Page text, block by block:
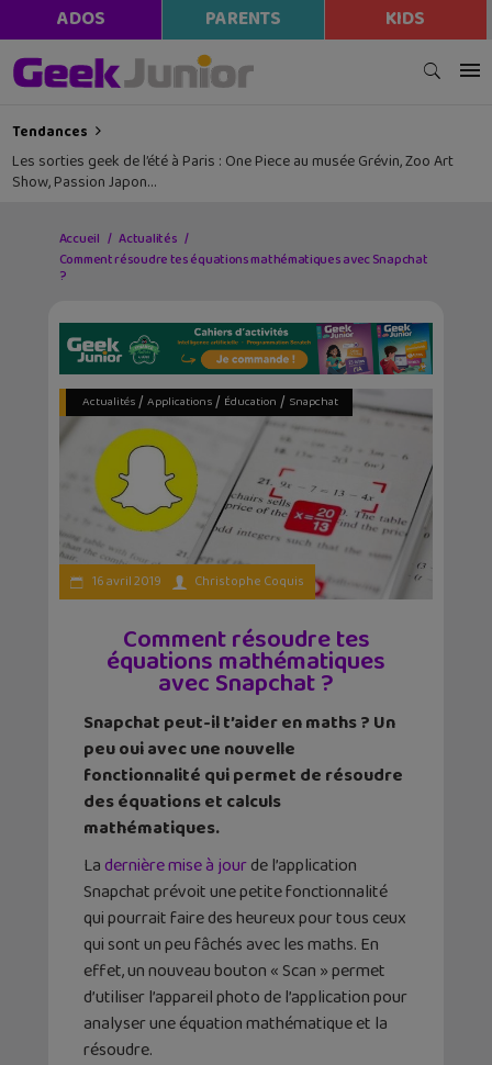
ADOS PARENTS KIDS
Tendances
Les sorties geek de l’été à Paris : One Piece au musée Grévin, Zoo Art
Show, Passion Japon…
Accueil
Actualités
Comment résoudre tes équations mathématiques avec Snapchat
?
Actualités/ Applications/ Éducation / Snapchat
16 avril 2019 Christophe Coquis
Comment résoudre tes
équations mathématiques
avec Snapchat ?
Snapchat peut-il t’aider en maths ? Un
peu oui avec une nouvelle
fonctionnalité qui permet de résoudre
des équations et calculs
mathématiques.
Ladernière mise à jourde l’application
Snapchat prévoit une petite fonctionnalité
qui pourrait faire des heureux pour tous ceux
qui sont un peu fâchés avec les maths. En
effet, un nouveau bouton « Scan » permet
d’utiliser l’appareil photo de l’application pour
analyser une équation mathématique et la
résoudre.